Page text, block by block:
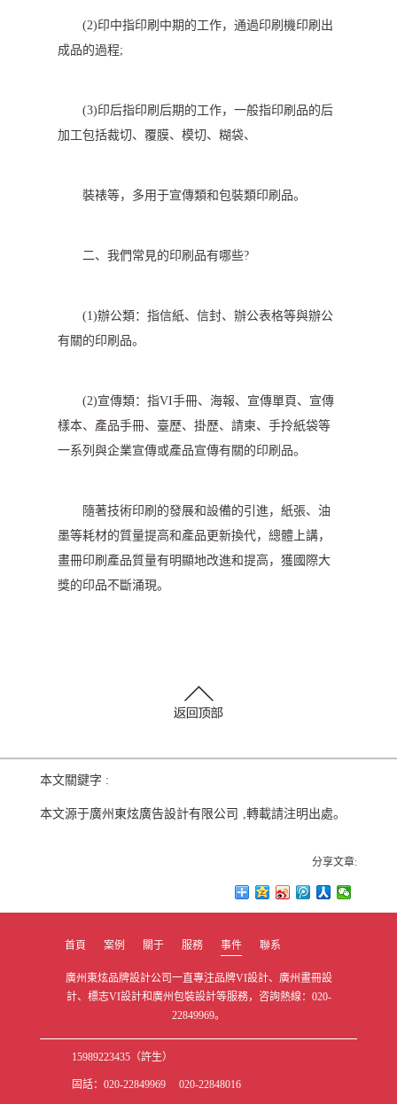
(2)印中指印刷中期的工作，通過印刷機印刷出
成品的過程;
(3)印后指印刷后期的工作，一般指印刷品的后
加工包括裁切、覆膜、模切、糊袋、
裝裱等，多用于宣傳類和包裝類印刷品。
二、我們常見的印刷品有哪些?
(1)辦公類：指信紙、信封、辦公表格等與辦公
有關的印刷品。
(2)宣傳類：指VI手冊、海報、宣傳單頁、宣傳
樣本、產品手冊、臺歷、掛歷、請柬、手拎紙袋等
一系列與企業宣傳或產品宣傳有關的印刷品。
隨著技術印刷的發展和設備的引進，紙張、油
墨等耗材的質量提高和產品更新換代，總體上講，
畫冊印刷產品質量有明顯地改進和提高，獲國際大
獎的印品不斷涌現。
本文關鍵字 :
本文源于廣州東炫廣告設計有限公司 ,轉載請注明出處。
分享文章:
首頁 案例 關于 服務 事件 聯系
廣州東炫品牌設計公司一直專注品牌VI設計、廣州畫冊設
計、標志VI設計和廣州包裝設計等服務，咨詢熱線：020-
22849969。
15989223435（許生）
固話：020-22849969 020-22848016